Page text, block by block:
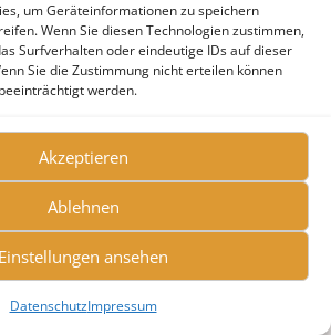
um Geräteinformationen zu speichern
Wenn Sie diesen Technologien zustimmen,
Surfverhalten oder eindeutige IDs auf dieser
Sie die Zustimmung nicht erteilen können
werden.
Akzeptieren
Ablehnen
Einstellungen ansehen
DatenschutzImpressum
die Erfassung der Daten und
an Facebook. Die nach der
Verarbeitung durch
Teil der gemeinsamen
wurden in einer Vereinbarung über
festgehalten. Den
finden Sie unter:
legal/controller_addendu
sind wir für die
Tools und für die